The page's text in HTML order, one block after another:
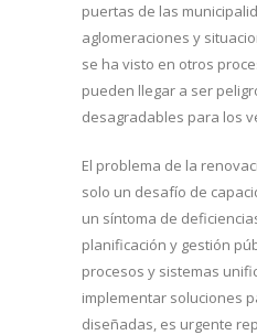
puertas de las
aglomeraciones y
se ha visto en otros
pueden llegar a ser
desagradables para los
El problema de la
solo un desafío de
un síntoma de
planificación y gestión
procesos y sistemas
implementar soluciones
diseñadas, es urgente